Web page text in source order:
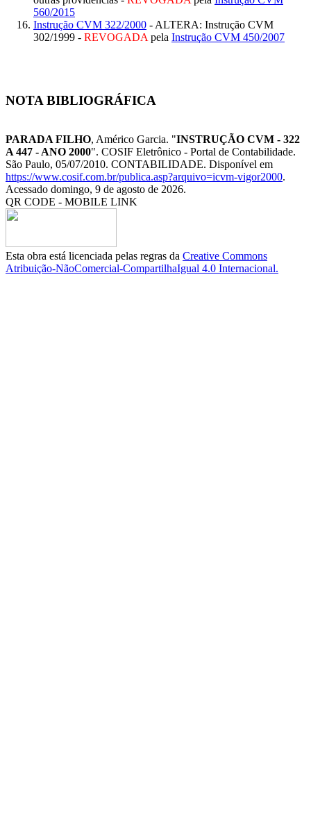
560/2015
Instrução CVM 322/2000 - ALTERA: Instrução CVM
302/1999 - REVOGADA pela Instrução CVM 450/2007
NOTA BIBLIOGRÁFICA
PARADA FILHO, Américo Garcia. "INSTRUÇÃO CVM - 322
A 447 - ANO 2000". COSIF Eletrônico - Portal de Contabilidade.
São Paulo, 05/07/2010. CONTABILIDADE. Disponível em
https://www.cosif.com.br/publica.asp?arquivo=icvm-vigor2000.
Acessado domingo, 9 de agosto de 2026.
QR CODE - MOBILE LINK
Esta obra está licenciada pelas regras da Creative Commons
Atribuição-NãoComercial-CompartilhaIgual 4.0 Internacional.